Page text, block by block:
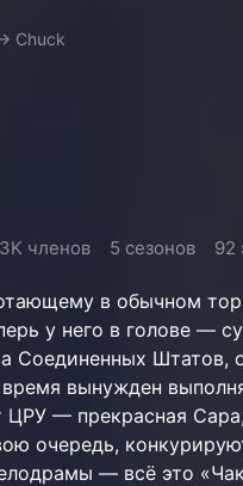
Chuck
членов 5 сезонов 92
в обычном
у него в голове —
Соединенных
вынужден
ЦРУ — прекрасная
очередь,
— всё это